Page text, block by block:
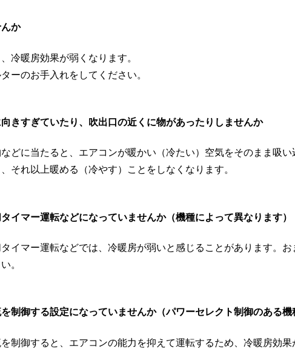
か
冷暖房効果が弱くなります。
ーのお手入れをしてください。
きすぎていたり、吹出口の近くに物があったりしませんか
どに当たると、エアコンが暖かい（冷たい）空気をそのまま吸い
それ以上暖める（冷やす）ことをしなくなります。
イマー運転などになっていませんか（機種によって異なります）
イマー運転などでは、冷暖房が弱いと感じることがあります。
。
制御する設定になっていませんか（パワーセレクト制御のある機
制御すると、エアコンの能力を抑えて運転するため、冷暖房効果